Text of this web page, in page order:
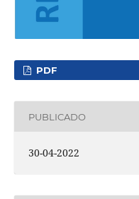
PDF
PUBLICADO
30-04-2022